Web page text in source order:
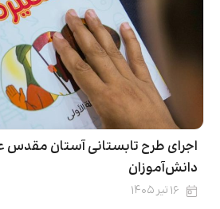
اجرای طرح تابستانی آستان مقدس
دانش‌آموزان
۱۶ تیر ۱۴۰۵